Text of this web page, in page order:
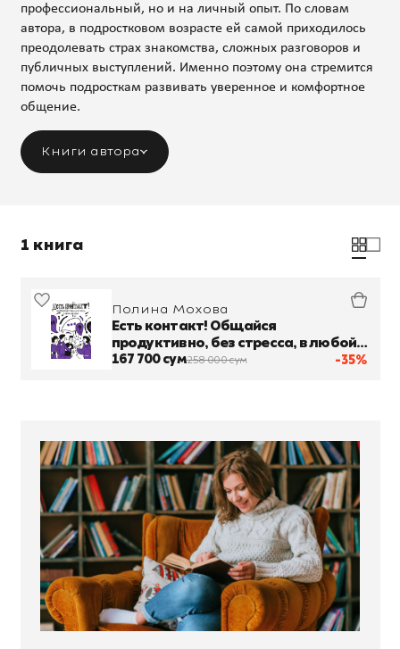
профессиональный, но и на личный опыт. По словам
автора, в подростковом возрасте ей самой приходилось
преодолевать страх знакомства, сложных разговоров и
публичных выступлений. Именно поэтому она стремится
помочь подросткам развивать уверенное и комфортное
общение.
Книги автора
1 книга
-35%
Полина Мохова
Есть контакт! Общайся
продуктивно, без стресса, в любой
ситуации
167 700 сум258 000 сум